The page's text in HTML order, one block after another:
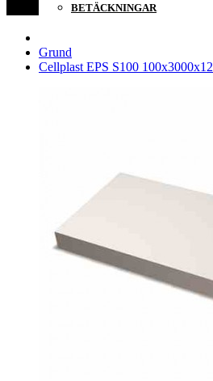
BETÄCKNINGAR
Grund
Cellplast EPS S100